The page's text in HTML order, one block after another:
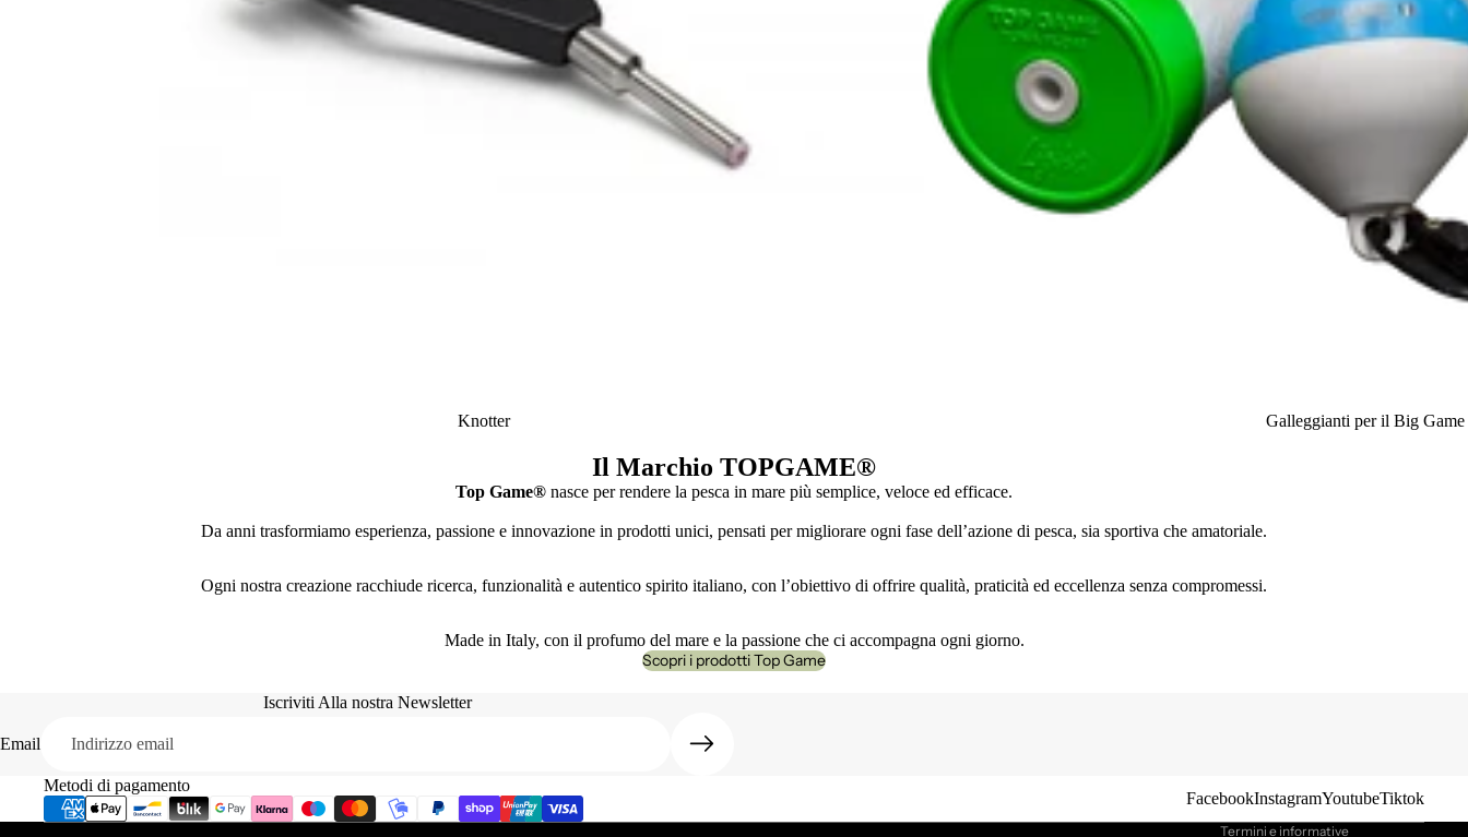
Knotter Galleggianti per il Big Game
Il Marchio TOPGAME®
Top Game® nasce per rendere la pesca in mare più semplice, veloce ed efficace.
Da anni trasformiamo esperienza, passione e innovazione in prodotti unici, pensati per migliorare ogni fase dell’azione di pesca, sia sportiva che amatoriale.
Ogni nostra creazione racchiude ricerca, funzionalità e autentico spirito italiano, con l’obiettivo di offrire qualità, praticità ed eccellenza senza compromessi.
Made in Italy, con il profumo del mare e la passione che ci accompagna ogni giorno.
Scopri i prodotti Top Game
Iscriviti Alla nostra Newsletter
Email
Metodi di pagamento
FacebookInstagramYoutubeTiktok
Termini e informative
Informativa sulle spedizioni